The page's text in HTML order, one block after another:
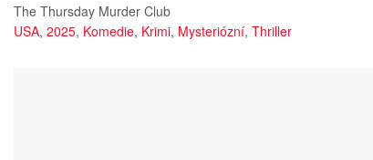
The Thursday Murder Club
USA, 2025, Komedie, Krimi, Mysteriózní, Thriller